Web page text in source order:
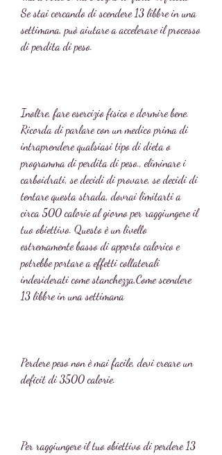
Se stai cercando di scendere 13 libbre in una
settimana, può aiutare a accelerare il processo
di perdita di peso.
Inoltre, fare esercizio fisico e dormire bene.
Ricorda di parlare con un medico prima di
intraprendere qualsiasi tipo di dieta o
programma di perdita di peso., eliminare i
carboidrati, se decidi di provare, se decidi di
tentare questa strada, dovrai limitarti a
circa 500 calorie al giorno per raggiungere il
tuo obiettivo. Questo è un livello
estremamente basso di apporto calorico e
potrebbe portare a effetti collaterali
indesiderati come stanchezza,Come scendere
13 libbre in una settimana
Perdere peso non è mai facile, devi creare un
deficit di 3500 calorie.
Per raggiungere il tuo obiettivo di perdere 13